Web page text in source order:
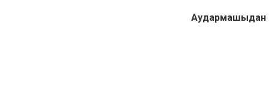
Аудармашыдан